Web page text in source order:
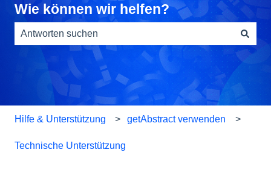
Wie können wir helfen?
Es gibt keine Vorschläge, da das Suchfeld leer ist.
Hilfe & Unterstützung getAbstract verwenden
Technische Unterstützung